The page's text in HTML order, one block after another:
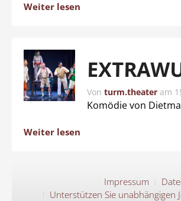
Weiter lesen
Vonturm.theater am
Komödie von
Weiter lesen
Impressum
Unterstützen Sie unabhängigen